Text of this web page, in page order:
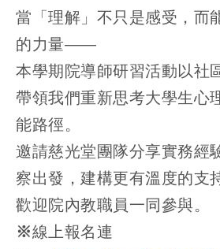
當「理解」不只是感受，而
的力量——
本學期院導師研習活動以社
帶領我們重新思考大學生心
能路徑。
邀請慈光堂團隊分享實務經
察出發，建構更有溫度的支
歡迎院內教職員一同參與。
※線上報名連